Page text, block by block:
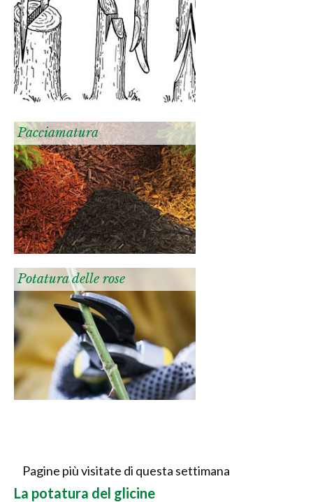
Pacciamatura
Potatura delle rose
Pagine più visitate di questa settimana
La potatura del glicine